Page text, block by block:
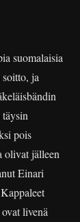
suomalaisia
ja
pois
olivat jälleen
Einari
livenä